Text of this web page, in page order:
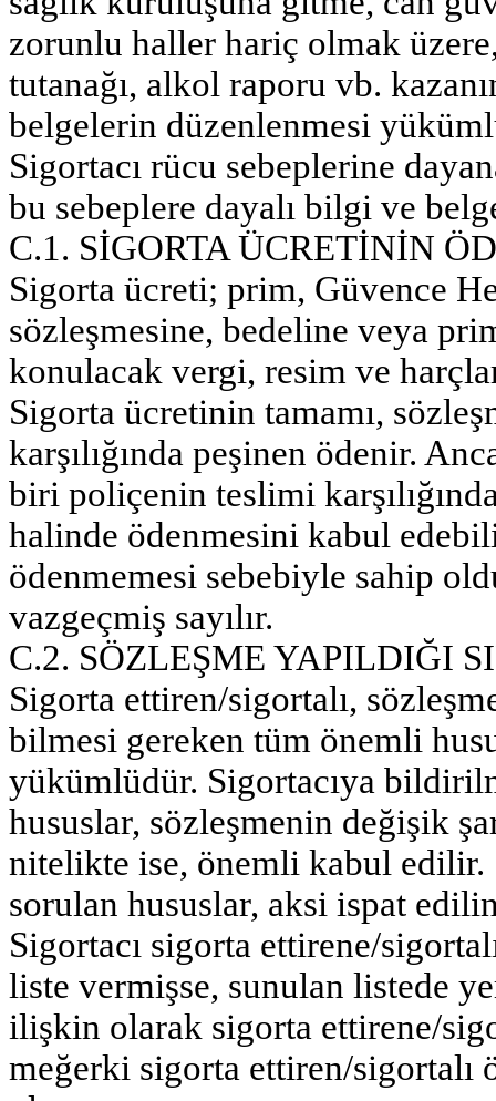
zorunlu haller hariç olmak
tutanağı, alkol raporu vb.
belgelerin düzenlenmesi
Sigortacı rücu sebeplerine
bu sebeplere dayalı bilgi ve
C.1. SİGORTA ÜCRETİNİN
Sigorta ücreti; prim, Güvence
sözleşmesine, bedeline veya
konulacak vergi, resim ve
Sigorta ücretinin tamamı,
karşılığında peşinen ödenir.
biri poliçenin teslimi
halinde ödenmesini kabul
ödenmemesi sebebiyle sahip
vazgeçmiş sayılır.
C.2. SÖZLEŞME YAPILDIĞI
Sigorta ettiren/sigortalı,
bilmesi gereken tüm önemli
yükümlüdür. Sigortacıya
hususlar, sözleşmenin değişik
nitelikte ise, önemli kabul edilir.
sorulan hususlar, aksi ispat
Sigortacı sigorta ettirene/
liste vermişse, sunulan listede
ilişkin olarak sigorta ettirene/
meğerki sigorta ettiren/sigortalı